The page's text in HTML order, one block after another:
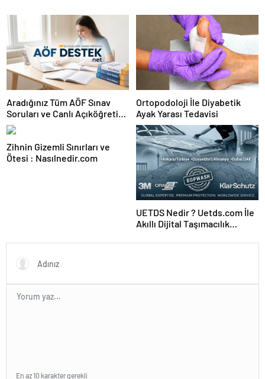
Aradığınız Tüm AÖF Sınav
Soruları ve Canlı Açıköğretim
Forumu Burada
Ortopodoloji İle Diyabetik
Ayak Yarası Tedavisi
Zihnin Gizemli Sınırları ve
Ötesi : Nasılnedir.com
UETDS Nedir ? Uetds.com İle
Akıllı Dijital Taşımacılık
En az 10 karakter gerekli